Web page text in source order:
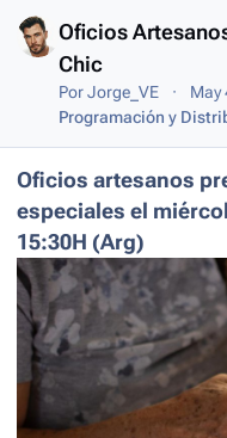
Oficios
Chic
PorJorge_VE May
Programación y
Oficios artesanos
especiales el
15:30H (Arg)